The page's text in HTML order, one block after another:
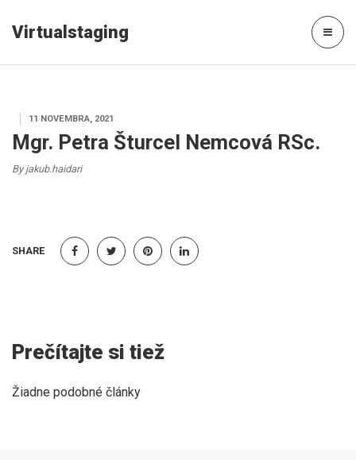
Virtualstaging
11 NOVEMBRA, 2021
Mgr. Petra Šturcel Nemcová RSc.
By jakub.haidari
SHARE
Prečítajte si tiež
Žiadne podobné články